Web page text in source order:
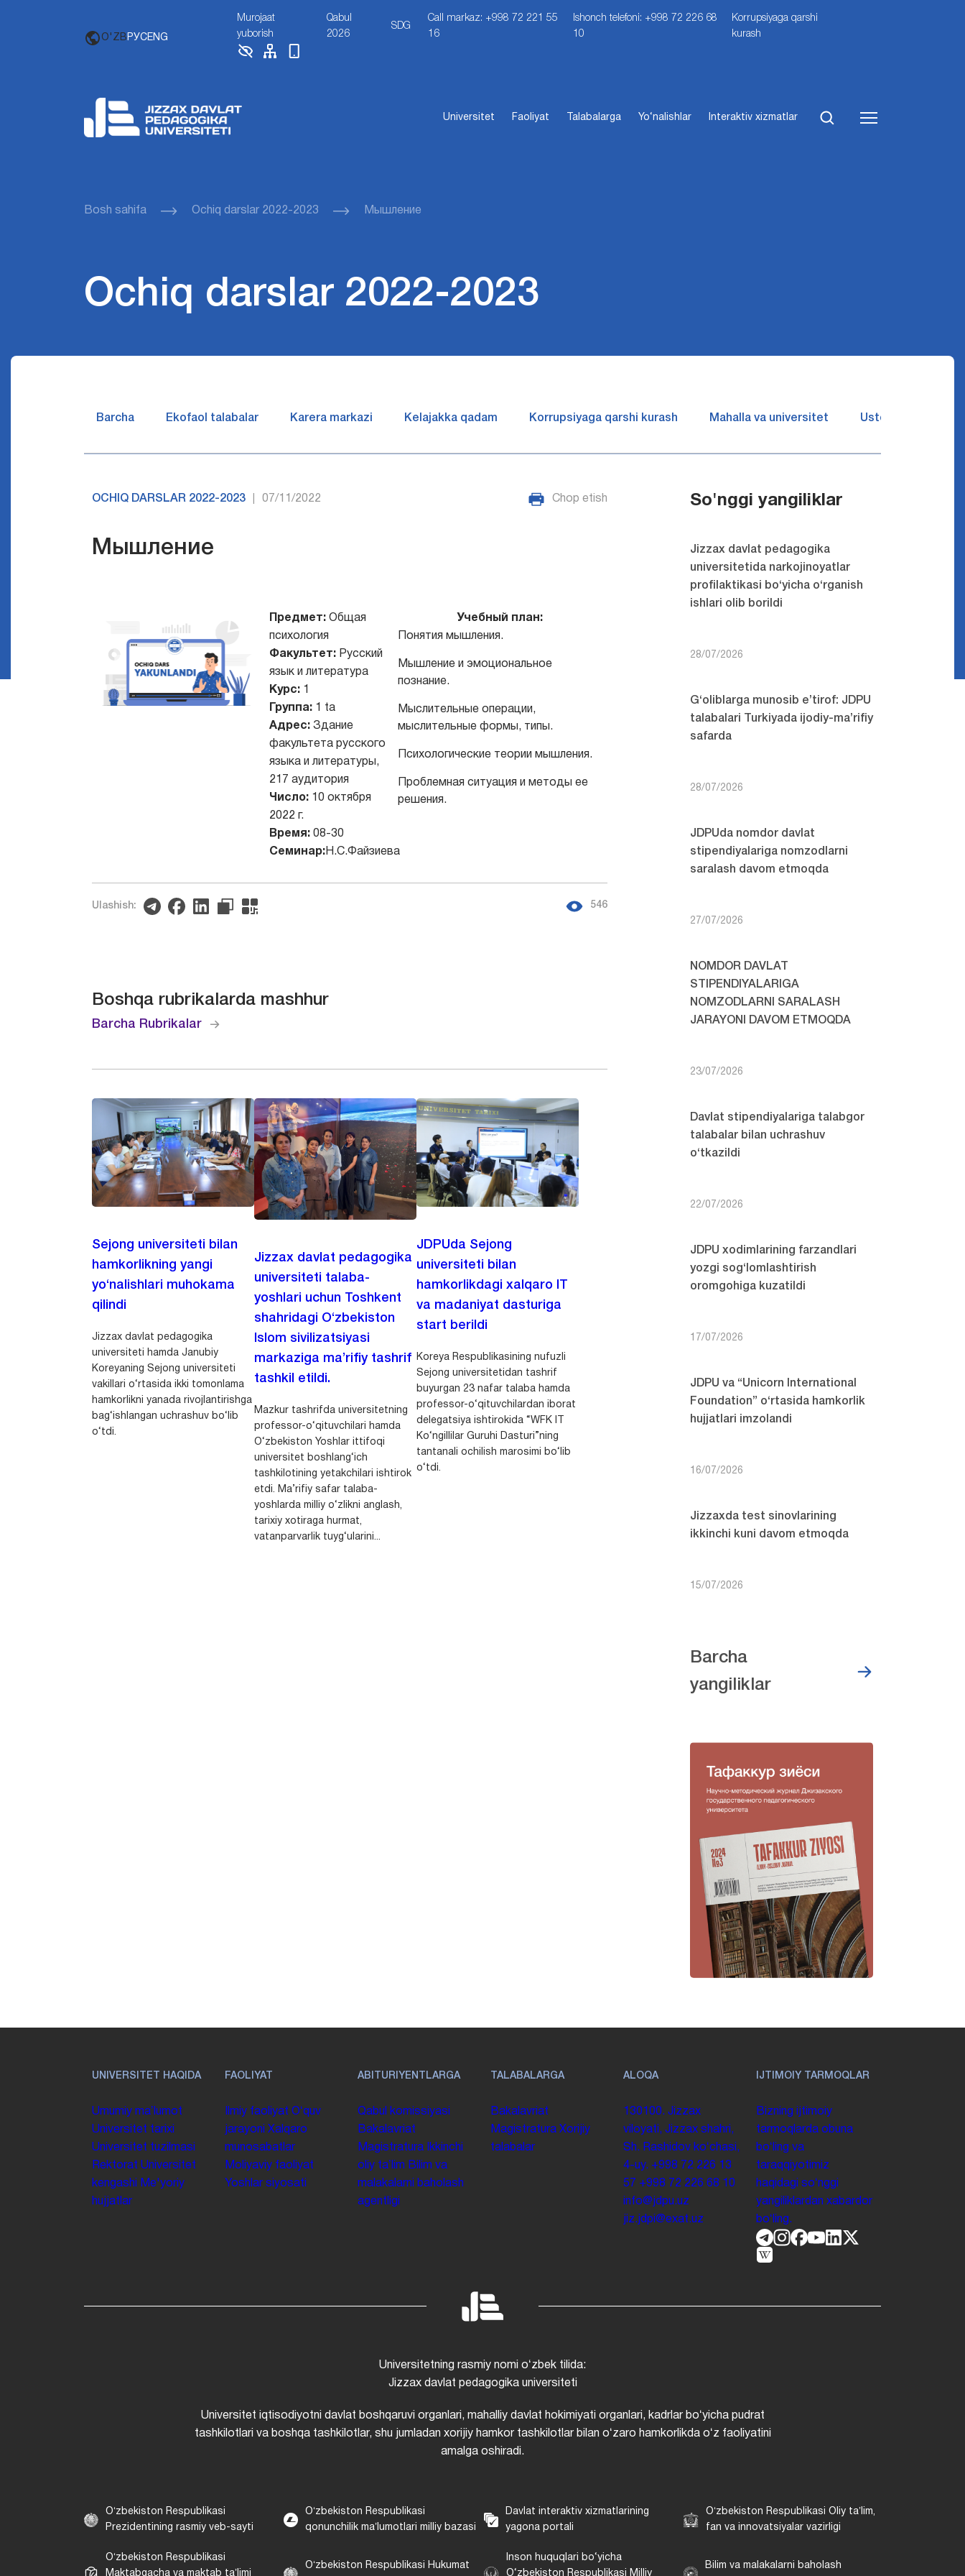
O'ZB РУСENG
Murojaat
yuborish
Qabul
2026
SDG
Call markaz: +998 72 221 55
16
Ishonch telefoni: +998 72 226 68
10
Korrupsiyaga qarshi
kurash
Universitet Faoliyat Talabalarga Yo‘nalishlar Interaktiv xizmatlar
Bosh sahifa Ochiq darslar 2022-2023 Мышление
Ochiq darslar 2022-2023
Barcha Ekofaol talabalar Karera markazi Kelajakka qadam Korrupsiyaga qarshi kurash Mahalla va universitet Ustozlar suhbatin
OCHIQ DARSLAR 2022-2023 07/11/2022 Chop etish
Мышление
Предмет: Общая
психология
Факультет: Русский
язык и литература
Курс: 1
Группа: 1 ta
Адрес: Здание
факультета русского
языка и литературы,
217 аудитория
Число: 10 октября
2022 г.
Время: 08-30
Семинар:Н.С.Файзиева
Учебный план:
Понятия мышления.
Мышление и эмоциональное
познание.
Мыслительные операции,
мыслительные формы, типы.
Психологические теории мышления.
Проблемная ситуация и методы ее
решения.
Ulashish: 546
Boshqa rubrikalarda mashhur
Barcha Rubrikalar
Sejong universiteti bilan
hamkorlikning yangi
yo‘nalishlari muhokama
qilindi
Jizzax davlat pedagogika
universiteti hamda Janubiy
Koreyaning Sejong universiteti
vakillari o‘rtasida ikki tomonlama
hamkorlikni yanada rivojlantirishga
bag‘ishlangan uchrashuv bo‘lib
o‘tdi.
Jizzax davlat pedagogika
universiteti talaba-
yoshlari uchun Toshkent
shahridagi O‘zbekiston
Islom sivilizatsiyasi
markaziga ma’rifiy tashrif
tashkil etildi.
Mazkur tashrifda universitetning
professor-o‘qituvchilari hamda
O‘zbekiston Yoshlar ittifoqi
universitet boshlang‘ich
tashkilotining yetakchilari ishtirok
etdi. Ma’rifiy safar talaba-
yoshlarda milliy o‘zlikni anglash,
tarixiy xotiraga hurmat,
vatanparvarlik tuyg‘ularini...
JDPUda Sejong
universiteti bilan
hamkorlikdagi xalqaro IT
va madaniyat dasturiga
start berildi
Koreya Respublikasining nufuzli
Sejong universitetidan tashrif
buyurgan 23 nafar talaba hamda
professor-o‘qituvchilardan iborat
delegatsiya ishtirokida “WFK IT
Ko‘ngillilar Guruhi Dasturi”ning
tantanali ochilish marosimi bo‘lib
o‘tdi.
So'nggi yangiliklar
Jizzax davlat pedagogika
universitetida narkojinoyatlar
profilaktikasi bo‘yicha o‘rganish
ishlari olib borildi
28/07/2026
G‘oliblarga munosib e’tirof: JDPU
talabalari Turkiyada ijodiy-ma’rifiy
safarda
28/07/2026
JDPUda nomdor davlat
stipendiyalariga nomzodlarni
saralash davom etmoqda
27/07/2026
NOMDOR DAVLAT
STIPENDIYALARIGA
NOMZODLARNI SARALASH
JARAYONI DAVOM ETMOQDA
23/07/2026
Davlat stipendiyalariga talabgor
talabalar bilan uchrashuv
o‘tkazildi
22/07/2026
JDPU xodimlarining farzandlari
yozgi sog‘lomlashtirish
oromgohiga kuzatildi
17/07/2026
JDPU va “Unicorn International
Foundation” o‘rtasida hamkorlik
hujjatlari imzolandi
16/07/2026
Jizzaxda test sinovlarining
ikkinchi kuni davom etmoqda
15/07/2026
Barcha
yangiliklar
UNIVERSITET HAQIDA
Umumiy maʼlumot
Universitet tarixi
Universitet tuzilmasi
Rektorat Universitet
kengashi
Me'yoriy
hujjatlar
FAOLIYAT
Ilmiy faoliyat Oʻquv
jarayoni Xalqaro
munosabatlar
Moliyaviy faoliyat
Yoshlar siyosati
ABITURIYENTLARGA
Qabul komissiyasi
Bakalavriat
Magistratura
Ikkinchi
oliy taʼlim Bilim va
malakalarni baholash
agentligi
TALABALARGA
Bakalavriat
Magistratura Xorijiy
talabalar
ALOQA
130100. Jizzax
viloyati, Jizzax shahri,
Sh. Rashidov koʻchasi,
4-uy. +998 72 226 13
57 +998 72 226 68 10
info@jdpu.uz
jiz.jdpi@exat.uz
IJTIMOIY TARMOQLAR
Bizning ijtimoiy
tarmoqlarda obuna
boʻling va
taraqqiyotimiz
haqidagi soʻnggi
yangiliklardan xabardor
boʻling.
Universitetning rasmiy nomi oʻzbek tilida:
Jizzax davlat pedagogika universiteti
Universitet iqtisodiyotni davlat boshqaruvi organlari, mahalliy davlat hokimiyati organlari, kadrlar boʻyicha pudrat
tashkilotlari va boshqa tashkilotlar, shu jumladan xorijiy hamkor tashkilotlar bilan oʻzaro hamkorlikda oʻz faoliyatini
amalga oshiradi.
Oʻzbekiston Respublikasi
Prezidentining rasmiy veb-sayti
Oʻzbekiston Respublikasi
qonunchilik maʼlumotlari milliy bazasi
Davlat interaktiv xizmatlarining
yagona portali
Oʻzbekiston Respublikasi Oliy taʼlim,
fan va innovatsiyalar vazirligi
Oʻzbekiston Respublikasi
Maktabgacha va maktab taʼlimi
Oʻzbekiston Respublikasi Hukumat
Inson huquqlari bo‘yicha
O‘zbekiston Respublikasi Milliy
Bilim va malakalarni baholash